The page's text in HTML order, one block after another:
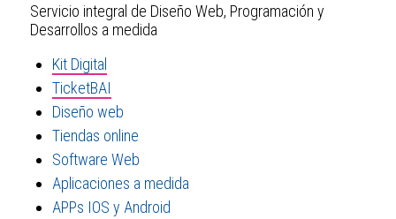
Servicio integral de Diseño Web, Programación y
Desarrollos a medida
Kit Digital
TicketBAI
Diseño web
Tiendas online
Software Web
Aplicaciones a medida
APPs IOS y Android